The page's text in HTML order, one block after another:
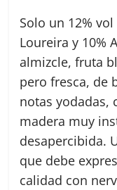
Solo un 12%
Loureira y 10%
almizcle, fruta
pero fresca, de
notas yodadas,
madera muy
desapercibida.
que debe
calidad con